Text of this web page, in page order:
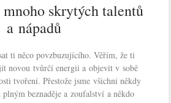
skrytých talentů
a nápadů
ti něco povzbuzujícího. Věřím, že ti
novou tvůrčí energii a objevit v sobě
tvoření. Přestože jsme všichni někdy
beznaděje a zoufalství a někdo